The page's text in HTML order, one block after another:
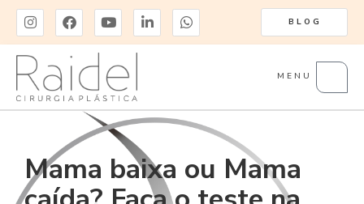
BLOG
MENU
Mama baixa ou Mama